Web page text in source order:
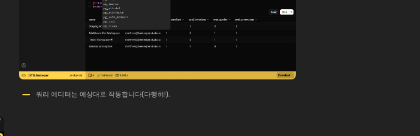
쿼리 에디터는 예상대로 작동합니다(다행히!).